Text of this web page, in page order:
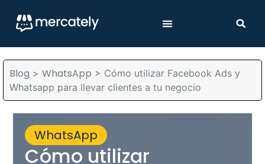
Blog > WhatsApp > Cómo utilizar Facebook Ads y
Whatsapp para llevar clientes a tu negocio
WhatsApp
Cómo utilizar